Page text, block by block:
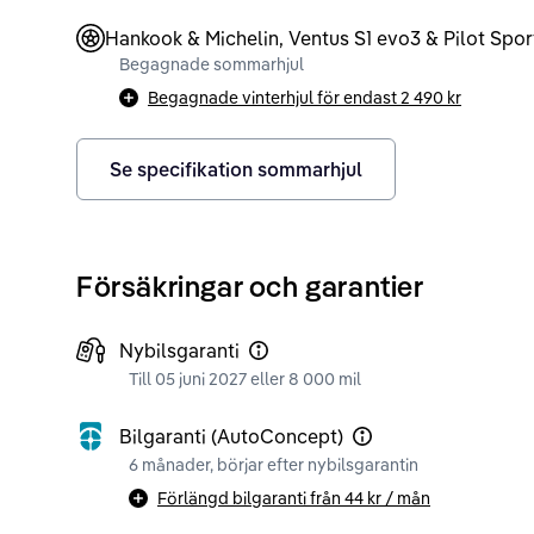
Hankook & Michelin, Ventus S1 evo3 & Pilot
Begagnade sommarhjul
Begagnade vinterhjul för endast2 490 kr
Se specifikation sommarhjul
Försäkringar och garantier
Nybilsgaranti
Till 05 juni 2027 eller 8 000 mil
Bilgaranti (AutoConcept)
6 månader, börjar efter nybilsgarantin
Förlängd bilgaranti från 44 kr / mån